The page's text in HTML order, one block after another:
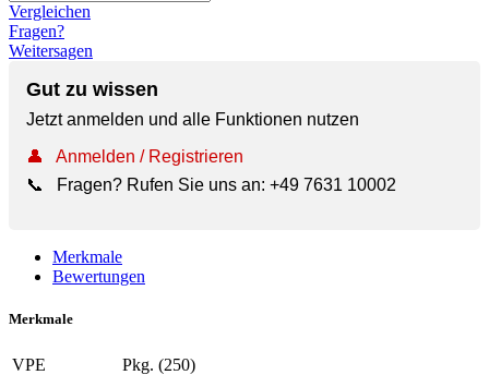
Vergleichen
Fragen?
Weitersagen
Gut zu wissen
Jetzt anmelden und alle Funktionen nutzen
👤
Anmelden / Registrieren
📞
Fragen? Rufen Sie uns an: +49 7631 10002
Merkmale
Bewertungen
Merkmale
VPE
Pkg. (250)